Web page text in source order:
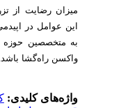
میزان رضایت از
این عوامل در اپیدمی
به متخصصین حوزه
واکسن راهگشا باشد.
واژه‌های کلیدی: